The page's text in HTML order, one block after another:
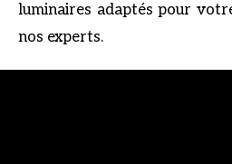
luminaires adaptés pour
nos experts.